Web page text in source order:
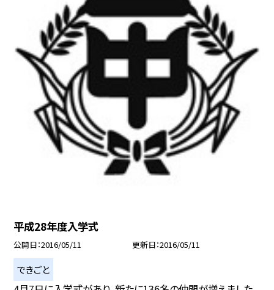
平成28年度入学式
公開日 2016/05/11 更新日 2016/05/11
できごと